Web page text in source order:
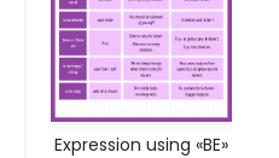
Expression using «BE»